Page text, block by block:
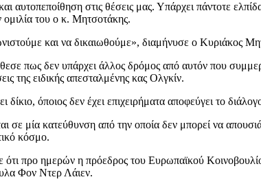
αυτοπεποίθηση στις θέσεις μας. Υπάρχει πάντοτε
ομιλία του ο κ. Μητσοτάκης.
και να δικαιωθούμε», διαμήνυσε ο Κυριάκος
πως δεν υπάρχει άλλος δρόμος από αυτόν που
της ειδικής απεσταλμένης κας Ολγκίν.
δίκιο, όποιος δεν έχει επιχειρήματα αποφεύγει το
σε μία κατεύθυνση από την οποία δεν μπορεί να
κόσμο.
προ ημερών η πρόεδρος του Ευρωπαϊκού
Φον Ντερ Λάιεν.